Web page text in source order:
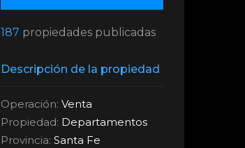
187 propiedades publicadas
Descripción de la propiedad
Operación: Venta
Propiedad: Departamentos
Provincia: Santa Fe